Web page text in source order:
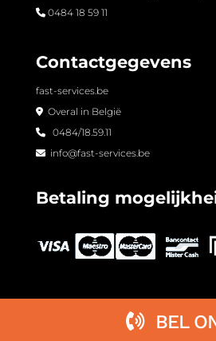
BEL
0484 18 59 11
Contactgegevens
fast-services.be
Overal in België
0484/18.59.11
info@fast-services.be
Betaling